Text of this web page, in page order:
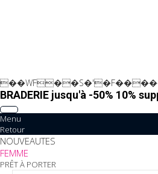
BRADERIE jusqu'à -50% 10%
Menu
Retour
NOUVEAUTES
FEMME
PRÊT À PORTER